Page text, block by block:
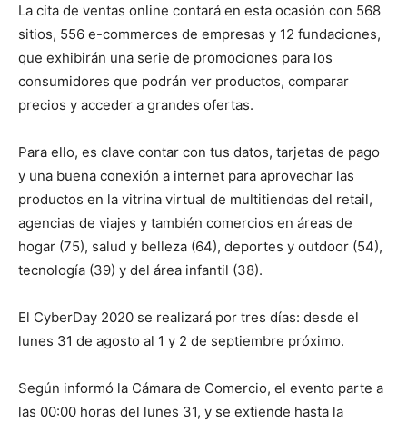
La cita de ventas online contará en esta ocasión con 568
sitios, 556 e-commerces de empresas y 12 fundaciones,
que exhibirán una serie de promociones para los
consumidores que podrán ver productos, comparar
precios y acceder a grandes ofertas.
Para ello, es clave contar con tus datos, tarjetas de pago
y una buena conexión a internet para aprovechar las
productos en la vitrina virtual de multitiendas del retail,
agencias de viajes y también comercios en áreas de
hogar (75), salud y belleza (64), deportes y outdoor (54),
tecnología (39) y del área infantil (38).
El CyberDay 2020 se realizará por tres días: desde el
lunes 31 de agosto al 1 y 2 de septiembre próximo.
Según informó la Cámara de Comercio, el evento parte a
las 00:00 horas del lunes 31, y se extiende hasta la